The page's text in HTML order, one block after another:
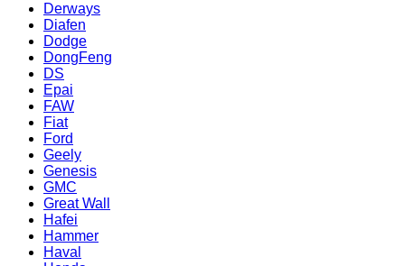
Derways
Diafen
Dodge
DongFeng
DS
Epai
FAW
Fiat
Ford
Geely
Genesis
GMC
Great Wall
Hafei
Hammer
Haval